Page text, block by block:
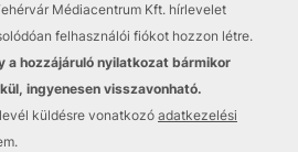
Médiacentrum Kft. hírlevelet
felhasználói fiókot hozzon létre.
a hozzájáruló nyilatkozat bármikor
ingyenesen visszavonható.
küldésre vonatkozó adatkezelési